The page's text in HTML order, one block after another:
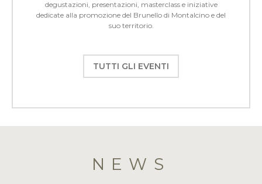
degustazioni, presentazioni, masterclass e iniziative
dedicate alla promozione del Brunello di Montalcino e del
suo territorio.
TUTTI GLI EVENTI
NEWS